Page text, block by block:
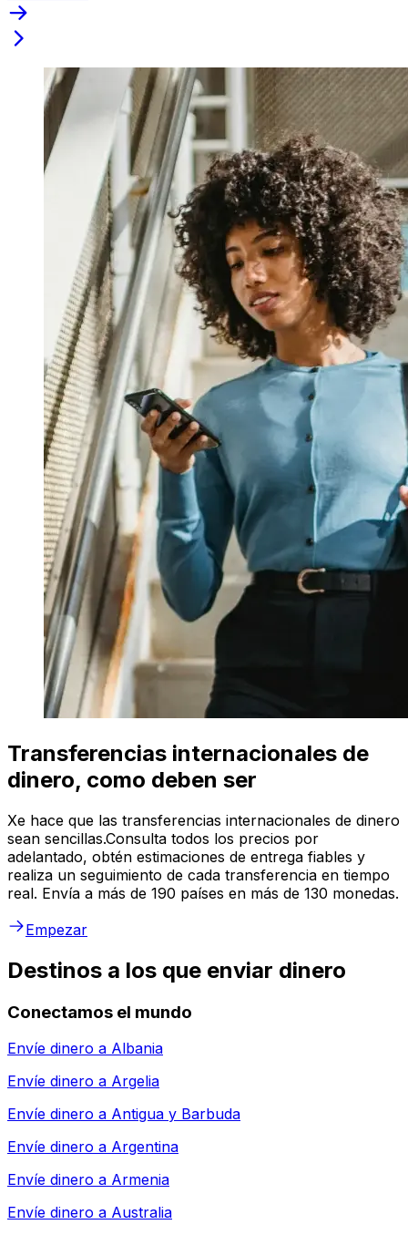
Transferencias internacionales de
dinero, como deben ser
Xe hace que las transferencias internacionales de dinero
sean sencillas.Consulta todos los precios por
adelantado, obtén estimaciones de entrega fiables y
realiza un seguimiento de cada transferencia en tiempo
real. Envía a más de 190 países en más de 130 monedas.
Empezar
Destinos a los que enviar dinero
Conectamos el mundo
Envíe dinero a Albania
Envíe dinero a Argelia
Envíe dinero a Antigua y Barbuda
Envíe dinero a Argentina
Envíe dinero a Armenia
Envíe dinero a Australia